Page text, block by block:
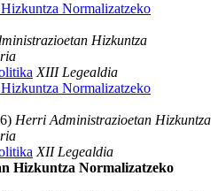
Normalizatzeko
Hizkuntza
XIII Legealdia
Normalizatzeko
Herri Administrazioetan Hizkuntza
XII Legealdia
Hizkuntza Normalizatzeko